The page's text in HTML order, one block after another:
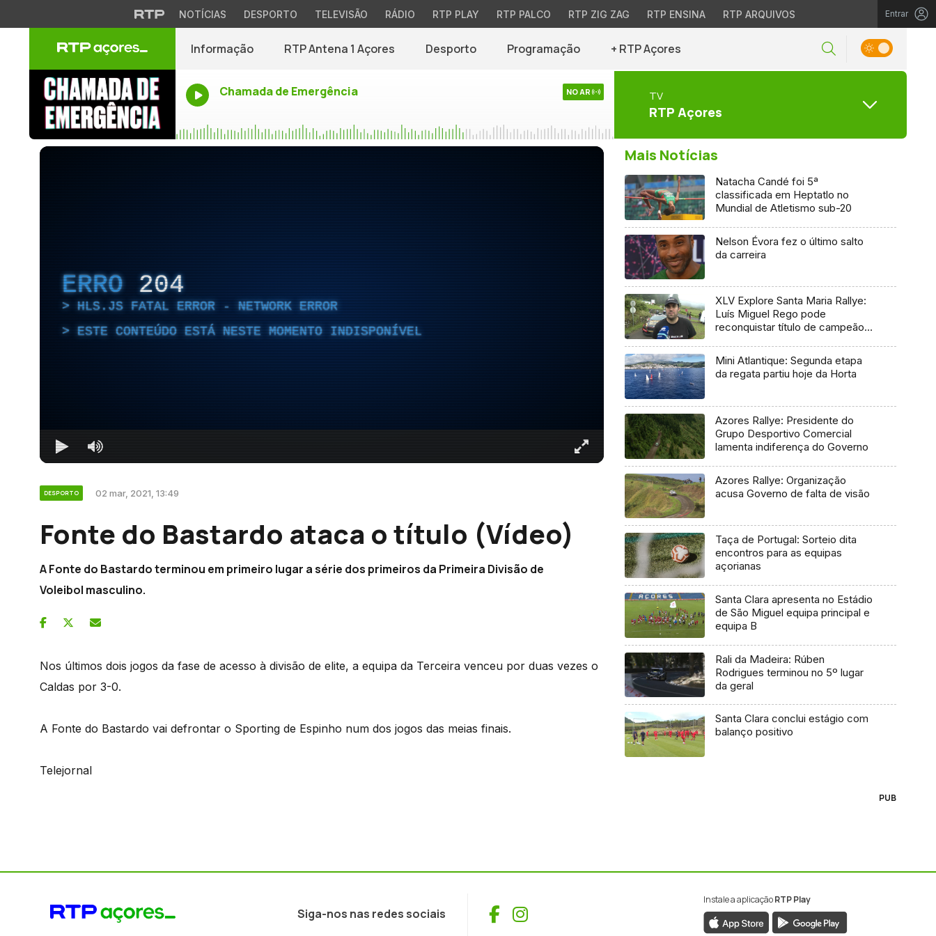
NOTÍCIAS DESPORTO TELEVISÃO RÁDIO RTP PLAY RTP PALCO RTP ZIG ZAG RTP ENSINA RTP ARQUIVOS Entrar
Informação RTP Antena 1 Açores Desporto Programação + RTP Açores
Chamada de Emergência NO AR TV
RTP Açores
ERRO 204
HLS.JS FATAL ERROR - NETWORK ERROR
ESTE CONTEÚDO ESTÁ NESTE MOMENTO INDISPONÍVEL
DESPORTO 02 mar, 2021, 13:49
Fonte do Bastardo ataca o título (Vídeo)
A Fonte do Bastardo terminou em primeiro lugar a série dos primeiros da Primeira Divisão de
Voleibol masculino.
Nos últimos dois jogos da fase de acesso à divisão de elite, a equipa da Terceira venceu por duas vezes o
Caldas por 3-0.
A Fonte do Bastardo vai defrontar o Sporting de Espinho num dos jogos das meias finais.
Telejornal
Mais Notícias
Natacha Candé foi 5ª
classificada em Heptatlo no
Mundial de Atletismo sub-20
Nelson Évora fez o último salto
da carreira
XLV Explore Santa Maria Rallye:
Luís Miguel Rego pode
reconquistar título de campeão
Mini Atlantique: Segunda etapa
da regata partiu hoje da Horta
Azores Rallye: Presidente do
Grupo Desportivo Comercial
lamenta indiferença do Governo
Azores Rallye: Organização
acusa Governo de falta de visão
Taça de Portugal: Sorteio dita
encontros para as equipas
açorianas
Santa Clara apresenta no Estádio
de São Miguel equipa principal e
equipa B
Rali da Madeira: Rúben
Rodrigues terminou no 5º lugar
da geral
Santa Clara conclui estágio com
balanço positivo
PUB
Siga-nos nas redes sociais Facebook
Instagram
Instale a aplicaçãoRTP Play